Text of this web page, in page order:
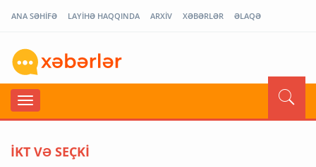
ANA SƏHİFƏ LAYİHƏ HAQQINDA ARXİV XƏBƏRLƏR ƏLAQƏ
İKT VƏ SEÇKİ